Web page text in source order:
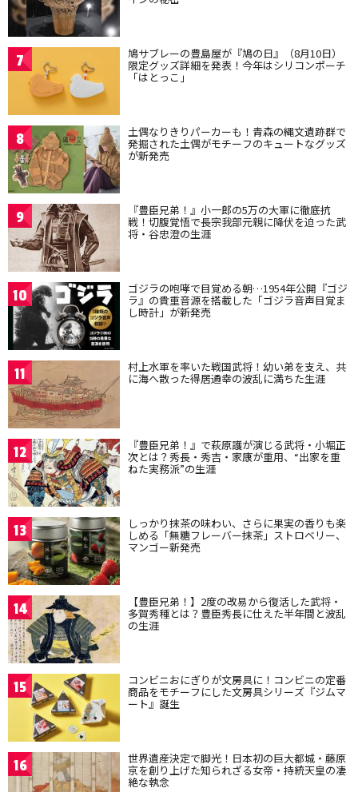
7 鳩サブレーの豊島屋が『鳩の日』（8月10日）
限定グッズ詳細を発表！今年はシリコンポーチ
「はとっこ」
8 土偶なりきりパーカーも！青森の縄文遺跡群で
発掘された土偶がモチーフのキュートなグッズ
が新発売
9 『豊臣兄弟！』小一郎の5万の大軍に徹底抗
戦！切腹覚悟で長宗我部元親に降伏を迫った武
将・谷忠澄の生涯
10 ゴジラの咆哮で目覚める朝…1954年公開『ゴジ
ラ』の貴重音源を搭載した「ゴジラ音声目覚ま
し時計」が新発売
11 村上水軍を率いた戦国武将！幼い弟を支え、共
に海へ散った得居通幸の波乱に満ちた生涯
12 『豊臣兄弟！』で萩原護が演じる武将・小堀正
次とは？秀長・秀吉・家康が重用、“出家を重
ねた実務派”の生涯
13 しっかり抹茶の味わい、さらに果実の香りも楽
しめる「無糖フレーバー抹茶」ストロベリー、
マンゴー新発売
14 【豊臣兄弟！】2度の改易から復活した武将・
多賀秀種とは？豊臣秀長に仕えた半年間と波乱
の生涯
15 コンビニおにぎりが文房具に！コンビニの定番
商品をモチーフにした文房具シリーズ『ジムマ
ート』誕生
16 世界遺産決定で脚光！日本初の巨大都城・藤原
京を創り上げた知られざる女帝・持統天皇の凄
絶な執念